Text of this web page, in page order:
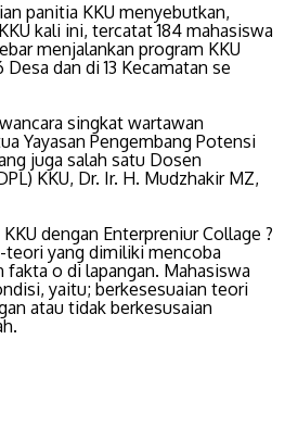
panitia KKU menyebutkan,
kali ini, tercatat 184 mahasiswa
menjalankan program KKU
Desa dan di 13 Kecamatan se
singkat wartawan
Yayasan Pengembang Potensi
juga salah satu Dosen
KKU, Dr. Ir. H. Mudzhakir MZ,
dengan Enterpreniur Collage ?
yang dimiliki mencoba
o di lapangan. Mahasiswa
yaitu; berkesesuaian teori
atau tidak berkesusaian